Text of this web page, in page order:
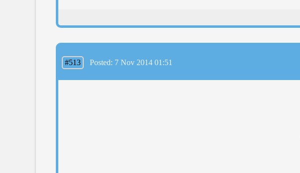
#513 Posted: 7 Nov 2014 01:51